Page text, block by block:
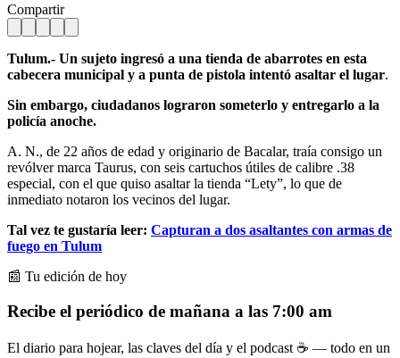
Compartir
Tulum.- Un sujeto ingresó a una tienda de abarrotes en esta
cabecera municipal y a punta de pistola intentó asaltar el lugar.
Sin embargo, ciudadanos lograron someterlo y entregarlo a la
policía anoche.
A. N., de 22 años de edad y originario de Bacalar, traía consigo un
revólver marca Taurus, con seis cartuchos útiles de calibre .38
especial, con el que quiso asaltar la tienda “Lety”, lo que de
inmediato notaron los vecinos del lugar.
Tal vez te gustaría leer: Capturan a dos asaltantes con armas de
fuego en Tulum
📰 Tu edición de hoy
Recibe el periódico de mañana a las 7:00 am
El diario para hojear, las claves del día y el podcast ☕ — todo en un